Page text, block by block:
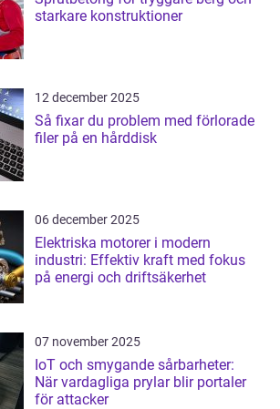
starkare konstruktioner
12 december 2025
Så fixar du problem med förlorade
filer på en hårddisk
06 december 2025
Elektriska motorer i modern
industri: Effektiv kraft med fokus
på energi och driftsäkerhet
07 november 2025
IoT och smygande sårbarheter:
När vardagliga prylar blir portaler
för attacker